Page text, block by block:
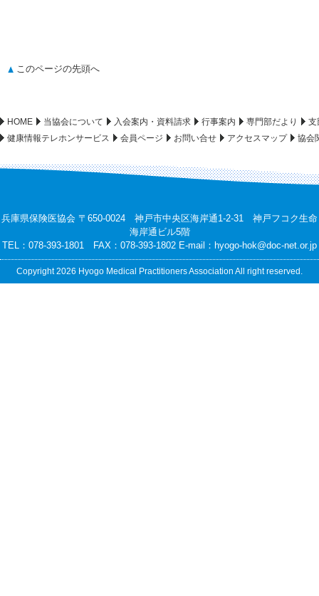
このページの先頭へ
HOME 当協会について 入会案内・資料請求 行事案内 専門部だより
支
健康情報テレホンサービス
会員ページ お問い合せ アクセスマップ 協会
兵庫県保険医協会 〒650-0024 神戸市中央区海岸通1-2-31 神戸フコク生命
海岸通ビル5階
TEL：078-393-1801 FAX：078-393-1802 E-mail： hyogo-hok@doc-net.or.jp
Copyright 2026 Hyogo Medical Practitioners Association All right reserved.